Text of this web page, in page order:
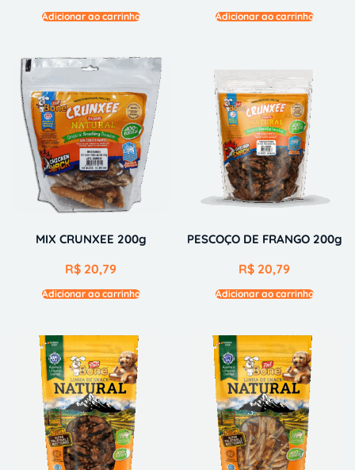
Adicionar ao carrinho Adicionar ao carrinho
MIX CRUNXEE 200g
R$ 20,79
Adicionar ao carrinho
PESCOÇO DE FRANGO 200g
R$ 20,79
Adicionar ao carrinho